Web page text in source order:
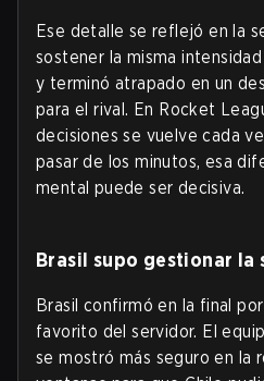
Ese detalle se reflejó en la
sostener la misma
y terminó atrapado en un
para el rival. En Rocket
decisiones se vuelve cada
pasar de los minutos, esa
mental puede ser decisiva.
Brasil supo gestionar la
Brasil confirmó en la final
favorito del servidor. El
se mostró más seguro en la